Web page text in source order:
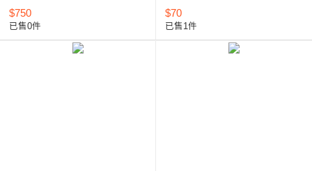
$750
已售0件
$70
已售1件